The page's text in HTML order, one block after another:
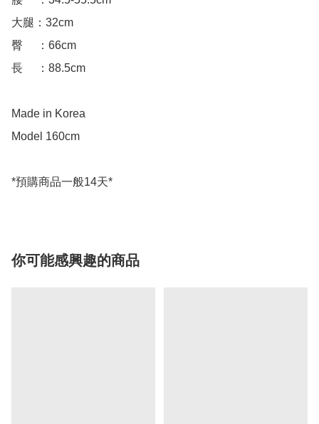
大腿：32cm
臀     ：66cm
長     ：88.5cm
Made in Korea
Model 160cm
你可能感興趣的商品